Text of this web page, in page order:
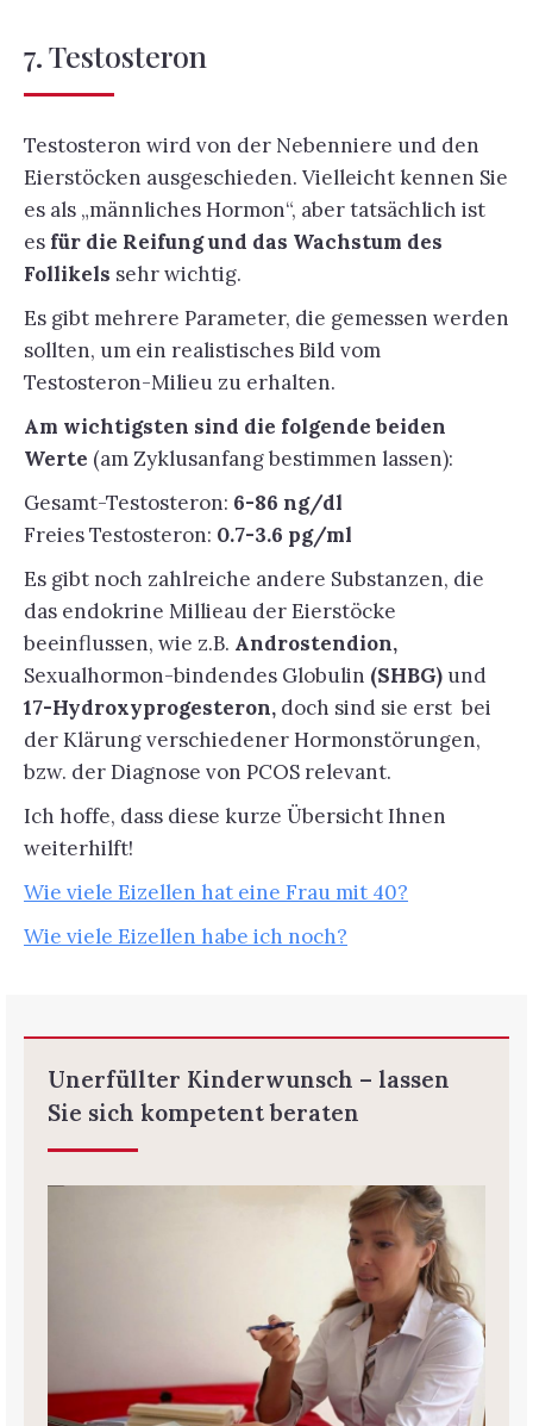
7. Testosteron
Testosteron wird von der Nebenniere und den
Eierstöcken ausgeschieden. Vielleicht kennen Sie
es als „männliches Hormon“, aber tatsächlich ist
es für die Reifung und das Wachstum des
Follikels sehr wichtig.
Es gibt mehrere Parameter, die gemessen werden
sollten, um ein realistisches Bild vom
Testosteron-Milieu zu erhalten.
Am wichtigsten sind die folgende beiden
Werte (am Zyklusanfang bestimmen lassen):
Gesamt-Testosteron: 6-86 ng/dl
Freies Testosteron: 0.7-3.6 pg/ml
Es gibt noch zahlreiche andere Substanzen, die
das endokrine Millieau der Eierstöcke
beeinflussen, wie z.B. Androstendion,
Sexualhormon-bindendes Globulin (SHBG) und
17-Hydroxyprogesteron, doch sind sie erst bei
der Klärung verschiedener Hormonstörungen,
bzw. der Diagnose von PCOS relevant.
Ich hoffe, dass diese kurze Übersicht Ihnen
weiterhilft!
Wie viele Eizellen hat eine Frau mit 40?
Wie viele Eizellen habe ich noch?
Unerfüllter Kinderwunsch – lassen
Sie sich kompetent beraten